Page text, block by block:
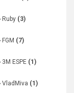
Ruby (3)
FGM (7)
3M ESPE (1)
VladMiva (1)